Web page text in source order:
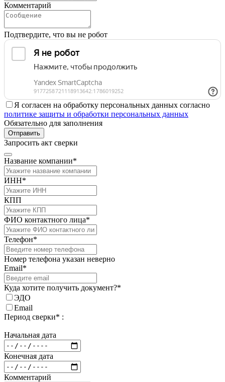
Комментарий
Подтвердите, что вы не робот
Я согласен на обработку персональных данных согласно
политике защиты и обработки персональных данных
Обязательно для заполнения
Отправить
Запросить акт сверки
Название компании*
ИНН*
КПП
ФИО контактного лица*
Телефон*
Номер телефона указан неверно
Email*
Куда хотите получить документ?*
ЭДО
Email
Период сверки* :
Начальная дата
Конечная дата
Комментарий